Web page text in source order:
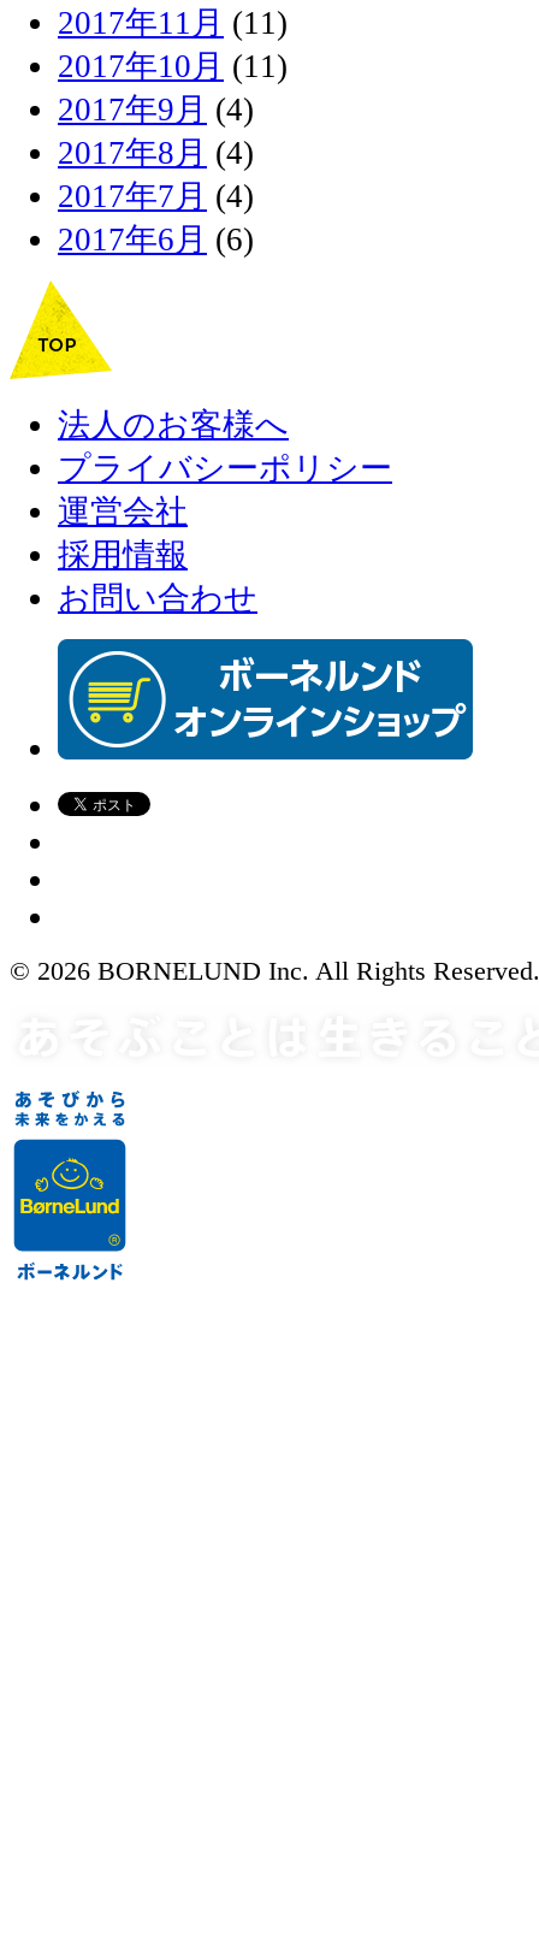
2017年11月 (11)
2017年10月 (11)
2017年9月 (4)
2017年8月 (4)
2017年7月 (4)
2017年6月 (6)
法人のお客様へ
プライバシーポリシー
運営会社
採用情報
お問い合わせ
© 2026 BORNELUND Inc. All Rights Reserved.